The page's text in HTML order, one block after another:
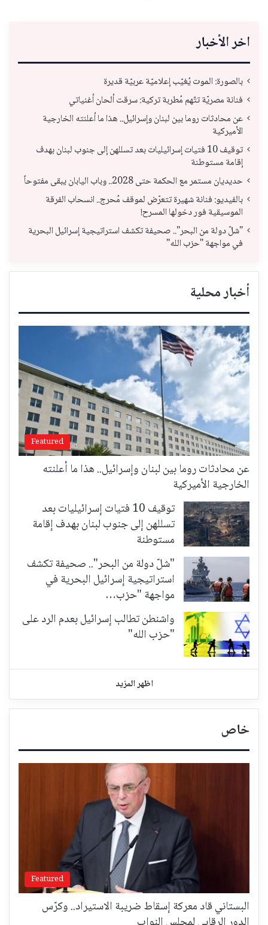
اخر الأخبار
بالصورة: الموت يُغيّب إعلاميّة عربيّة قديرة
فنانة مصريّة تتّهم مُطربة تركية: سرقت ألحان أغنياتي
عن محادثات روما بين لبنان وإسرائيل.. هذا ما أعلنته الخارجية
الأميركية
توقيف 10 فتيات إسرائيليات بعد تسللهن إلى جنوب لبنان بهدف
إقامة مستوطنة
حديديان مستمر مع الحكمة حتى 2028.. وباب اليابان يبقى مفتوحاً
بالفيديو: فنانة شهيرة تتعرّض لموقف مُحرج.. انسحاب الفرقة
الموسيقية فور دخولها المسرح!
"شلّ دولة من البحر".. صحيفة تكشف استراتيجية إسرائيل البحرية
في مواجهة "حزب الله"
أخبار محلية
Featured
عن محادثات روما بين لبنان وإسرائيل.. هذا ما أعلنته
الخارجية الأميركية
توقيف 10 فتيات إسرائيليات بعد
تسللهن إلى جنوب لبنان بهدف إقامة
مستوطنة
"شلّ دولة من البحر".. صحيفة تكشف
استراتيجية إسرائيل البحرية في
مواجهة "حزب…
واشنطن تطالب إسرائيل بعدم الرد على
"حزب الله"
اظهر المزيد
خاص
Featured
البستاني قاد معركة إسقاط ضريبة الاستيراد.. وكرّس